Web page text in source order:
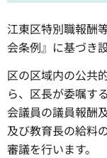
江東区特別職報酬
会条例』に基づき
区の区域内の公共
ら、区長が委嘱す
会議員の議員報酬
及び教育長の給料
審議を行います。